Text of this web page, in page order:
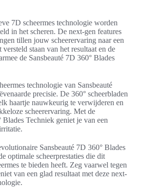
7D scheermes technologie worden
in het scheren. De next-gen features
tillen jouw scheerervaring naar een
staan van het resultaat en de
de Sansbeauté 7D 360° Blades
technologie van Sansbeauté
precisie. De 360° scheerbladen
haartje nauwkeurig te verwijderen en
scheerervaring. Met de
Blades Techniek geniet je van een
Sansbeauté 7D 360° Blades
optimale scheerprestaties die dit
te bieden heeft. Zeg vaarwel tegen
van een glad resultaat met deze next-